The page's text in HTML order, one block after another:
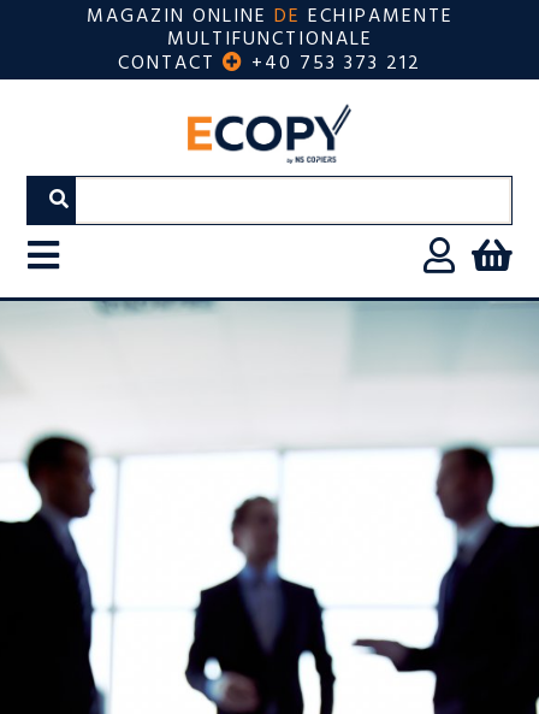
MAGAZIN ONLINE DE ECHIPAMENTE
MULTIFUNCTIONALE
CONTACT +40 753 373 212